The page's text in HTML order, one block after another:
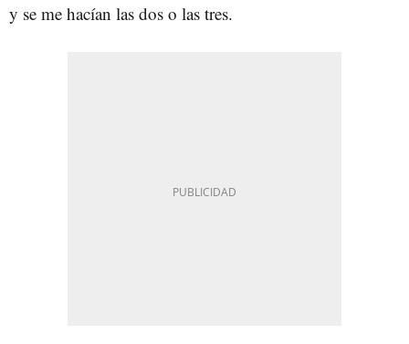
y se me hacían las dos o las tres.